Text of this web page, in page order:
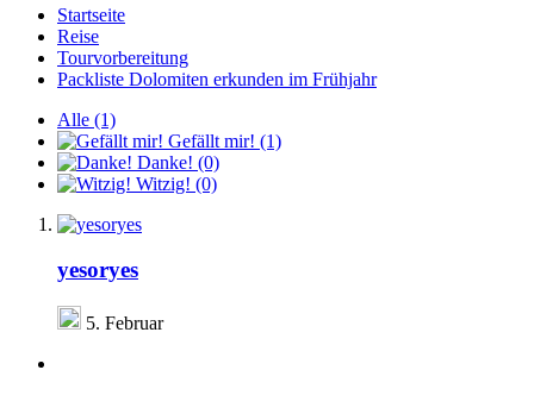
Startseite
Reise
Tourvorbereitung
Packliste Dolomiten erkunden im Frühjahr
Alle (1)
Gefällt mir! (1)
Danke! (0)
Witzig! (0)
yesoryes
5. Februar